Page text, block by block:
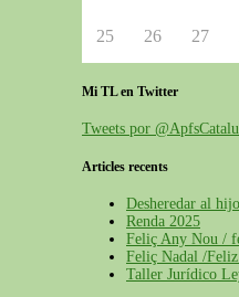
25 26 27
Mi TL en Twitter
Tweets por
Articles recents
Desheredar al
Renda 2025
Feliç Any Nou /
Feliç Nadal /
Taller Jurídico